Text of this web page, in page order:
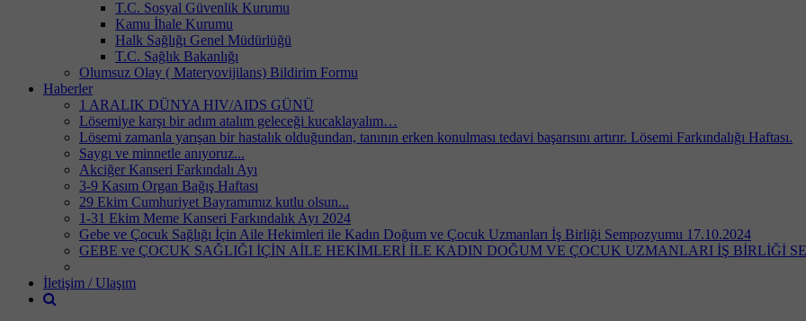
T.C. Sosyal Güvenlik Kurumu
Kamu İhale Kurumu
Halk Sağlığı Genel Müdürlüğü
T.C. Sağlık Bakanlığı
Olumsuz Olay ( Materyovijilans) Bildirim Formu
Haberler
1 ARALIK DÜNYA HIV/AIDS GÜNÜ
Lösemiye karşı bir adım atalım geleceği kucaklayalım…
Lösemi zamanla yarışan bir hastalık olduğundan, tanının erken konulması tedavi başarısını artırır. Lösemi Farkındalığı Haftası.
Saygı ve minnetle anıyoruz...
Akciğer Kanseri Farkındalı Ayı
3-9 Kasım Organ Bağış Haftası
29 Ekim Cumhuriyet Bayramımız kutlu olsun...
1-31 Ekim Meme Kanseri Farkındalık Ayı 2024
Gebe ve Çocuk Sağlığı İçin Aile Hekimleri ile Kadın Doğum ve Çocuk Uzmanları İş Birliği Sempozyumu 17.10.2024
GEBE ve ÇOCUK SAĞLIĞI İÇİN AİLE HEKİMLERİ İLE KADIN DOĞUM VE ÇOCUK UZMANLARI İŞ BİRLİĞİ
İletişim / Ulaşım